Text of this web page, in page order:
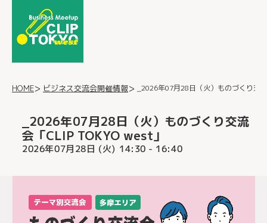
HOME ビジネス交流会開催情報 _2026年07月28日（火）ものづくり交
_2026年07月28日（火）ものづくり交流
会「CLIP TOKYO west」
2026年07月28日 (火) 14:30 - 16:40